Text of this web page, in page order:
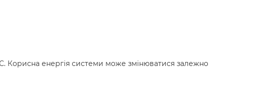
Корисна енергія системи може змінюватися залежно